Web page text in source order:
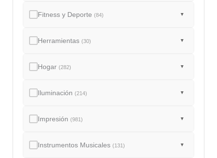
Fitness y Deporte(84) ▼
Herramientas(30) ▼
Hogar(282) ▼
Iluminación(214) ▼
Impresión(981) ▼
Instrumentos Musicales(131) ▼